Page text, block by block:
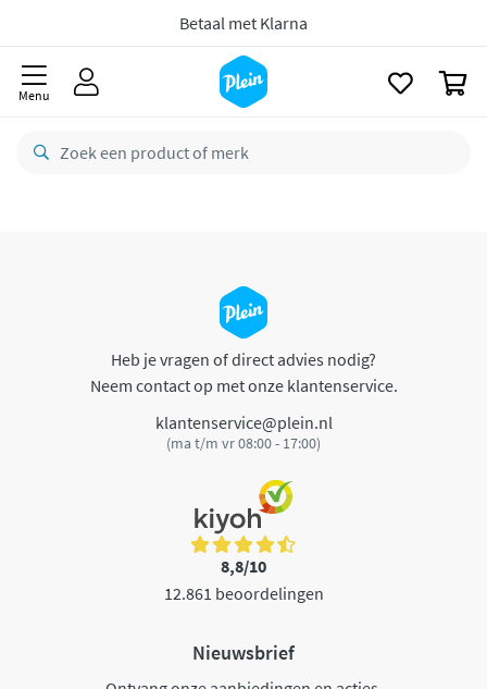
Betaal met Klarna
Menu
Heb je vragen of direct advies nodig?
Neem contact op met onze klantenservice.
klantenservice@plein.nl
(ma t/m vr 08:00 - 17:00)
8,8/10
12.861 beoordelingen
Nieuwsbrief